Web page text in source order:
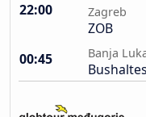
22:00 Zagreb
ZOB
00:45
Banja